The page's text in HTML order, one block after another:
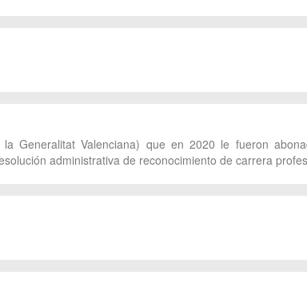
Generalitat Valenciana) que en 2020 le fueron
administrativa de reconocimiento de carrera